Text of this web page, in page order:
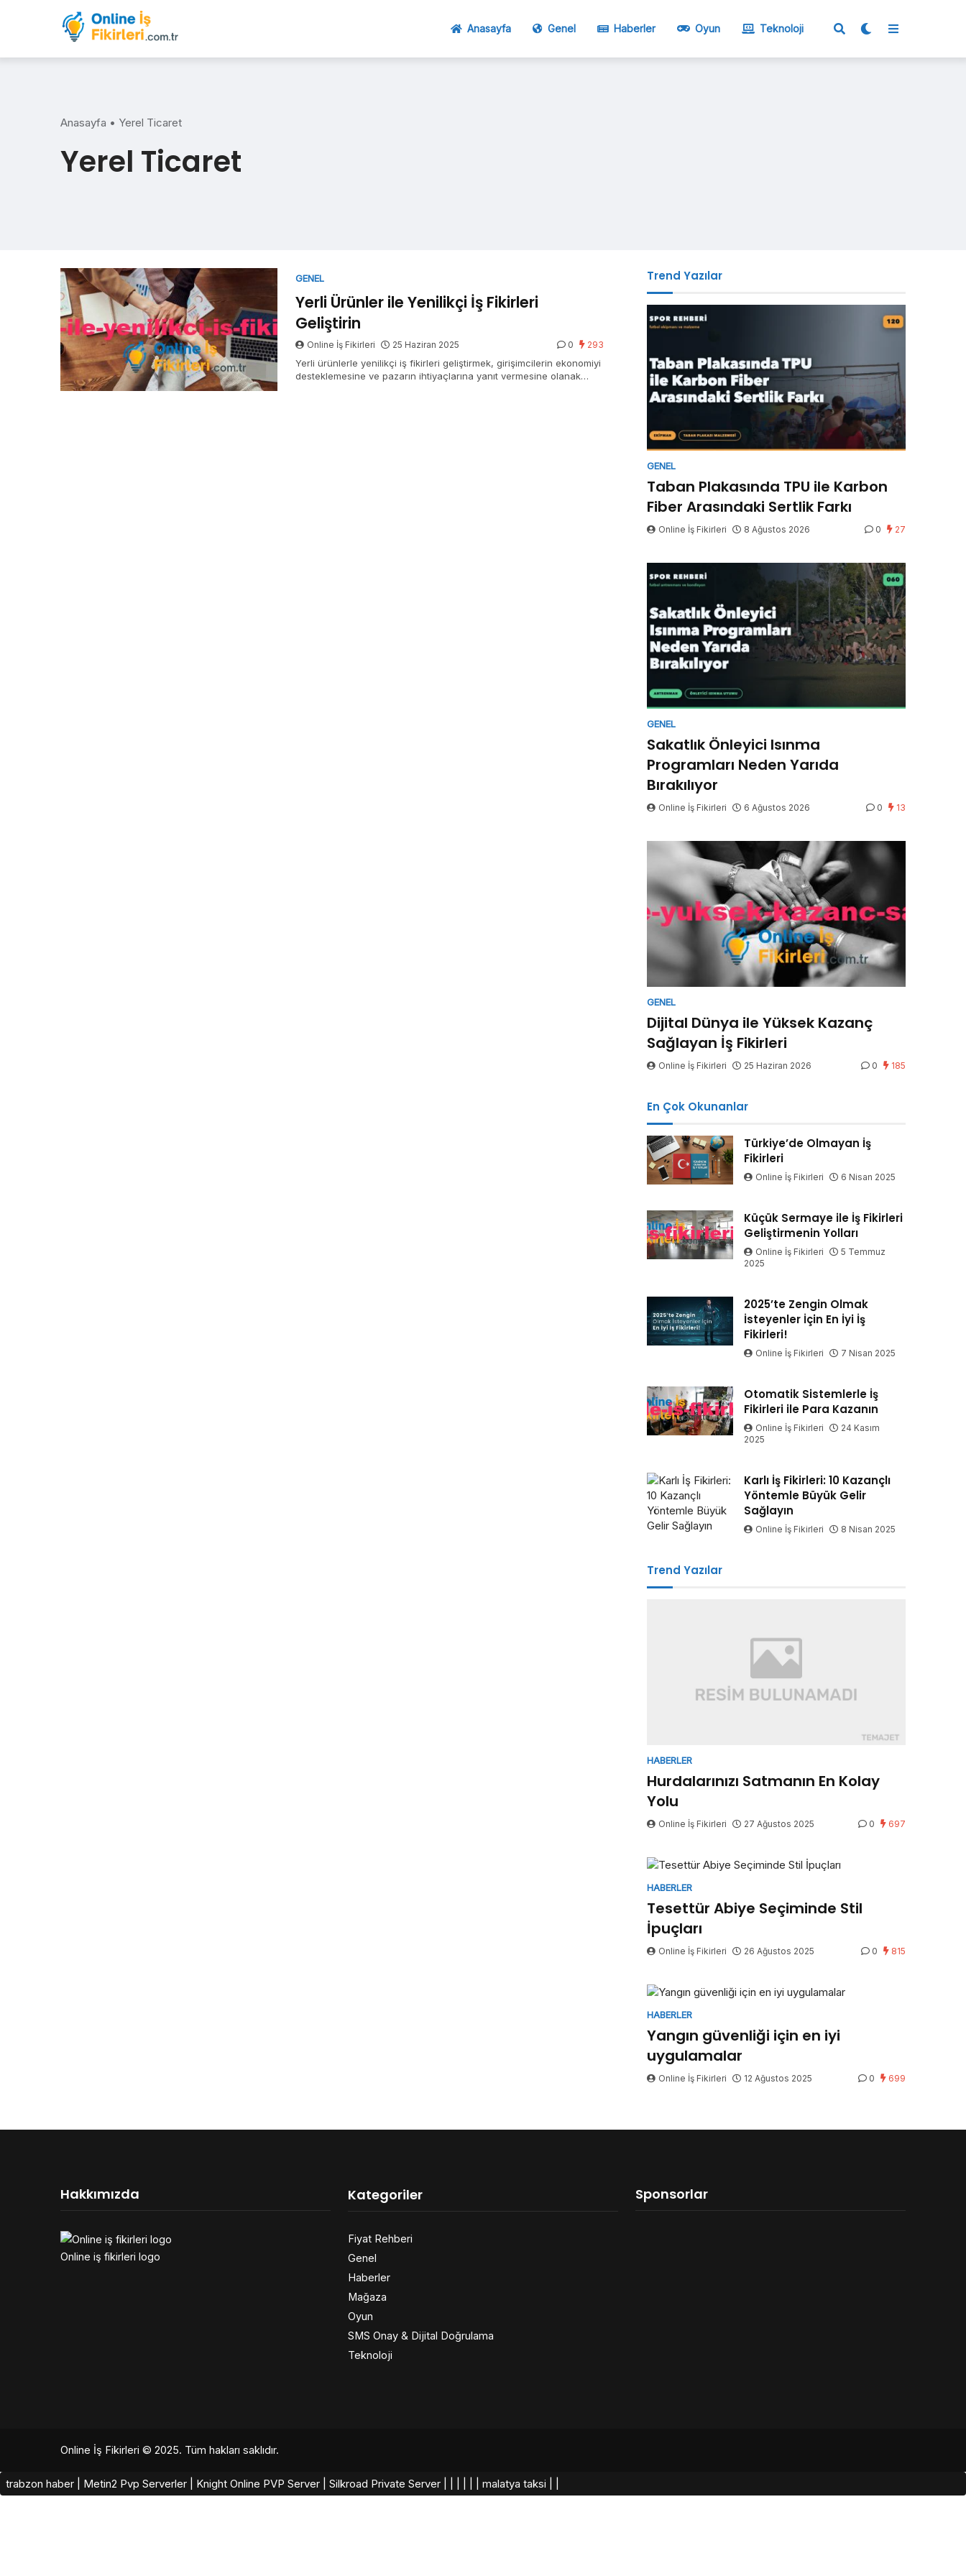
Anasayfa Genel Haberler Oyun Teknoloji
Anasayfa • Yerel Ticaret
Yerel Ticaret
GENEL
Yerli Ürünler ile Yenilikçi İş Fikirleri
Geliştirin
Online İş Fikirleri 25 Haziran 2025 0 293
Yerli ürünlerle yenilikçi iş fikirleri geliştirmek, girişimcilerin ekonomiyi
desteklemesine ve pazarın ihtiyaçlarına yanıt vermesine olanak
Trend Yazılar
GENEL
Taban Plakasında TPU ile Karbon
Fiber Arasındaki Sertlik Farkı
Online İş Fikirleri 8 Ağustos 2026 0 27
GENEL
Sakatlık Önleyici Isınma
Programları Neden Yarıda
Bırakılıyor
Online İş Fikirleri 6 Ağustos 2026 0 13
GENEL
Dijital Dünya ile Yüksek Kazanç
Sağlayan İş Fikirleri
Online İş Fikirleri 25 Haziran 2026 0 185
En Çok Okunanlar
Türkiye’de Olmayan İş
Fikirleri
Online İş Fikirleri 6 Nisan 2025
Küçük Sermaye ile İş Fikirleri
Geliştirmenin Yolları
Online İş Fikirleri
5 Temmuz
2025
2025’te Zengin Olmak
İsteyenler İçin En İyi İş
Fikirleri!
Online İş Fikirleri 7 Nisan 2025
Otomatik Sistemlerle İş
Fikirleri ile Para Kazanın
Online İş Fikirleri
24 Kasım
2025
Karlı İş Fikirleri: 10 Kazançlı
Yöntemle Büyük Gelir
Sağlayın
Online İş Fikirleri 8 Nisan 2025
Trend Yazılar
HABERLER
Hurdalarınızı Satmanın En Kolay
Yolu
Online İş Fikirleri 27 Ağustos 2025 0 697
HABERLER
Tesettür Abiye Seçiminde Stil
İpuçları
Online İş Fikirleri 26 Ağustos 2025 0 815
HABERLER
Yangın güvenliği için en iyi
uygulamalar
Online İş Fikirleri 12 Ağustos 2025 0 699
Hakkımızda
Online iş fikirleri logo
Kategoriler
Fiyat Rehberi
Genel
Haberler
Mağaza
Oyun
SMS Onay & Dijital Doğrulama
Teknoloji
Sponsorlar
Online İş Fikirleri © 2025. Tüm hakları saklıdır.
trabzon haber Metin2 Pvp Serverler Knight Online PVP Server Silkroad Private Server​ malatya taksi